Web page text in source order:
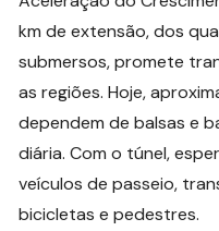
km de extensão, dos
submersos, promete
as regiões. Hoje,
dependem de balsas e
diária. Com o túnel,
veículos de passeio,
bicicletas e pedestres.